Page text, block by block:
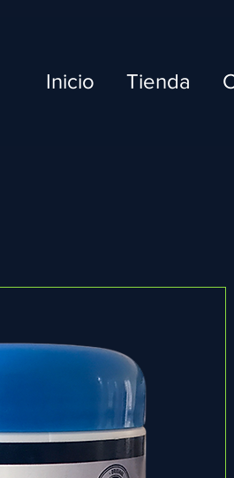
Inicio Tienda